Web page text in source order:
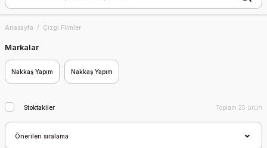
Anasayfa Çizgi Filmler
Markalar
Nakkaş Yapım Nakkaş Yapım
Stoktakiler Toplam 25 ürün